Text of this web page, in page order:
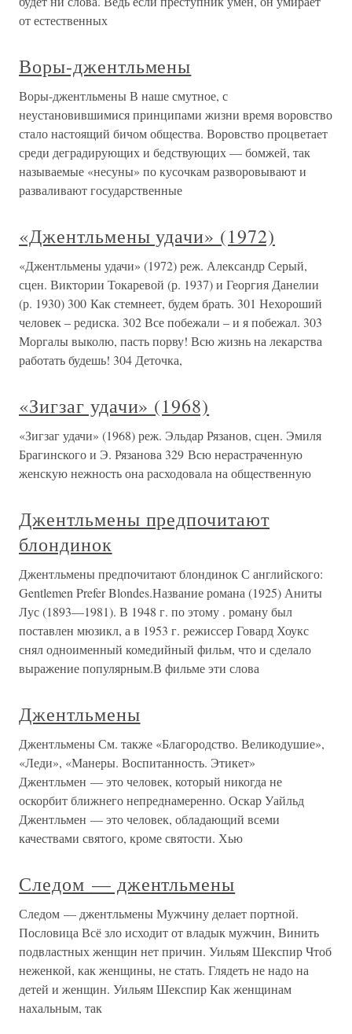
от естественных
Воры-джентльмены
Воры-джентльмены В наше смутное, с
неустановившимися принципами жизни время воровство
стало настоящий бичом общества. Воровство процветает
среди деградирующих и бедствующих — бомжей, так
называемые «несуны» по кусочкам разворовывают и
разваливают государственные
«Джентльмены удачи» (1972)
«Джентльмены удачи» (1972) реж. Александр Серый,
сцен. Виктории Токаревой (р. 1937) и Георгия Данелии
(р. 1930) 300 Как стемнеет, будем брать. 301 Нехороший
человек – редиска. 302 Все побежали – и я побежал. 303
Моргалы выколю, пасть порву! Всю жизнь на лекарства
работать будешь! 304 Деточка,
«Зигзаг удачи» (1968)
«Зигзаг удачи» (1968) реж. Эльдар Рязанов, сцен. Эмиля
Брагинского и Э. Рязанова 329 Всю нерастраченную
женскую нежность она расходовала на общественную
Джентльмены предпочитают
блондинок
Джентльмены предпочитают блондинок С английского:
Gentlemen Prefer Blondes.Название романа (1925) Аниты
Лус (1893—1981). В 1948 г. по этому . роману был
поставлен мюзикл, а в 1953 г. режиссер Говард Хоукс
снял одноименный комедийный фильм, что и сделало
выражение популярным.В фильме эти слова
Джентльмены
Джентльмены См. также «Благородство. Великодушие»,
«Леди», «Манеры. Воспитанность. Этикет»
Джентльмен — это человек, который никогда не
оскорбит ближнего непреднамеренно. Оскар Уайльд
Джентльмен — это человек, обладающий всеми
качествами святого, кроме святости. Хью
Следом — джентльмены
Следом — джентльмены Мужчину делает портной.
Пословица Всё зло исходит от владык мужчин, Винить
подвластных женщин нет причин. Уильям Шекспир Чтоб
неженкой, как женщины, не стать. Глядеть не надо на
детей и женщин. Уильям Шекспир Как женщинам
нахальным, так